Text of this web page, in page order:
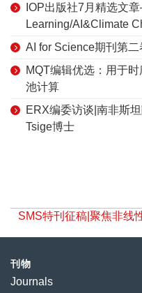
IOP出版社7月精选文
Learning/AI&Climate
AI for Science期刊第
MQT编辑优选：用于
池计算
ERX编委访谈|南非斯
Tsige博士
SMS特刊征稿|聚焦非线
刊物
Journals